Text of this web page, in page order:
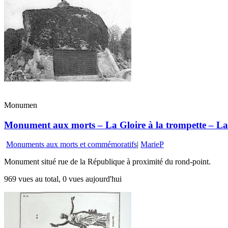
Monumen
Monument aux morts – La Gloire à la trompette –
Monuments aux morts et commémoratifs| MarieP
Monument situé rue de la République à proximité du rond-point.
969 vues au total, 0 vues aujourd'hui